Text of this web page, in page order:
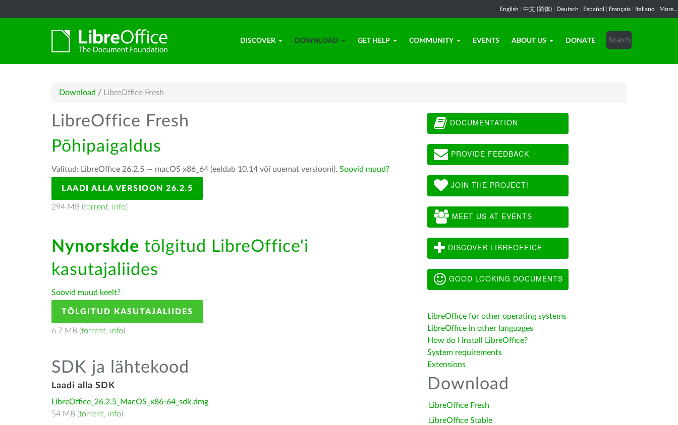
English 中文 (简体) Deutsch Español Français Italiano More...
DISCOVER DOWNLOAD GET HELP COMMUNITY EVENTS ABOUT US DONATE
Download / LibreOffice Fresh
LibreOffice Fresh
Põhipaigaldus
Valitud: LibreOffice 26.2.5 — macOS x86_64 (eeldab 10.14 või uuemat versiooni). Soovid muud?
LAADI ALLA VERSIOON 26.2.5
294 MB (torrent, info)
Nynorskde tõlgitud LibreOffice'i
kasutajaliides
Soovid muud keelt?
TÕLGITUD KASUTAJALIIDES
6.7 MB (torrent, info)
SDK ja lähtekood
Laadi alla SDK
LibreOffice_26.2.5_MacOS_x86-64_sdk.dmg
54 MB (torrent, info)
DOCUMENTATION
PROVIDE FEEDBACK
JOIN THE PROJECT!
MEET US AT EVENTS
DISCOVER LIBREOFFICE
GOOD LOOKING DOCUMENTS
LibreOffice for other operating systems
LibreOffice in other languages
How do I install LibreOffice?
System requirements
Extensions
Download
LibreOffice Fresh
LibreOffice Stable